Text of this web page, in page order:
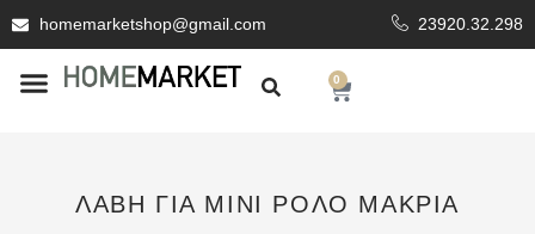
homemarketshop@gmail.com 23920.32.298
0
ΛΑΒΉ ΓΙΑ ΜΊΝΙ ΡΟΛΌ ΜΑΚΡΙΆ